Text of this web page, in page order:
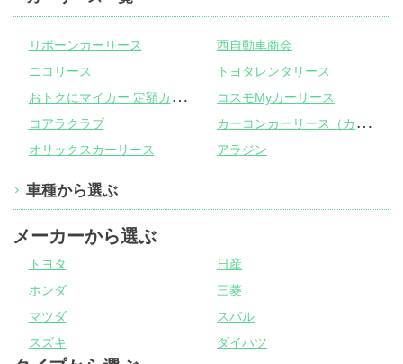
リボーンカーリース
西自動車商会
ニコリース
トヨタレンタリース
お
トクにマイカー 定額カルモくん
コスモMyカーリース
コアラクラブ
カ
ーコンカーリース（カーコンビニ倶楽部）
オリックスカーリース アラジン
車種から選ぶ
メーカーから選ぶ
トヨタ
日産
ホンダ
三菱
マツダ
スバル
スズキ
ダイハツ